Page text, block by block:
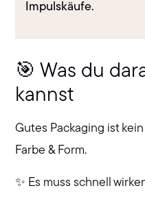
Impulskäufe.
🎯 Was du
kannst
Gutes Packaging ist
Farbe & Form.
✨ Es muss schnell